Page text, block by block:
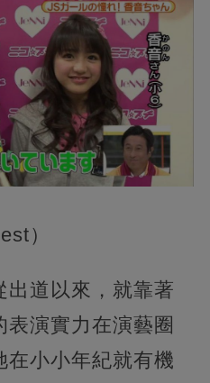
）
出道以來，就靠著
演實力在演藝圈
在小小年紀就有機